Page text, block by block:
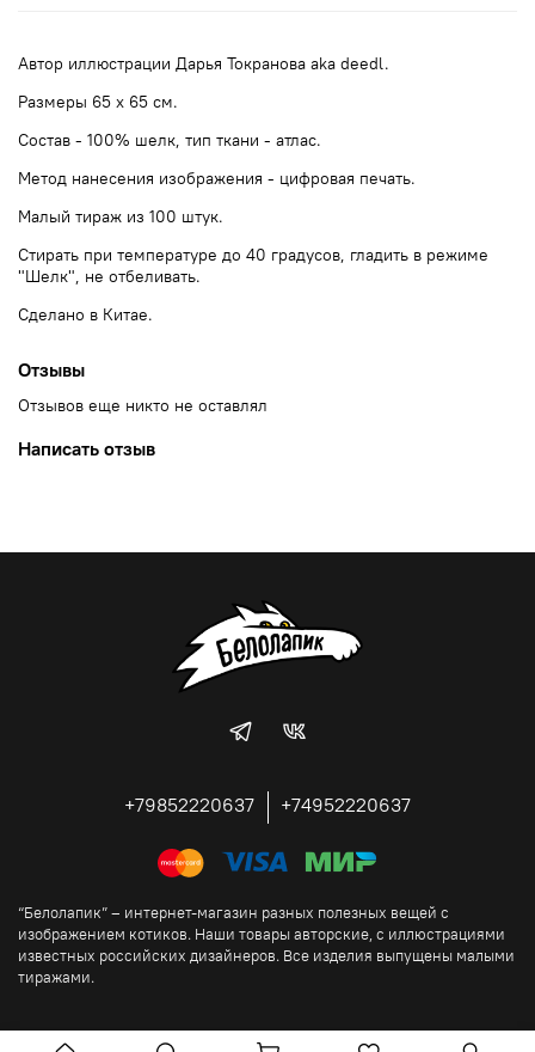
Автор иллюстрации Дарья Токранова aka deedl.
Размеры 65 х 65 см.
Состав - 100% шелк, тип ткани - атлас.
Метод нанесения изображения - цифровая печать.
Малый тираж из 100 штук.
Стирать при температуре до 40 градусов, гладить в режиме
"Шелк", не отбеливать.
Сделано в Китае.
Отзывы
Отзывов еще никто не оставлял
Написать отзыв
+79852220637 +74952220637
“Белолапик” – интернет-магазин разных полезных вещей с
изображением котиков. Наши товары авторские, с иллюстрациями
известных российских дизайнеров. Все изделия выпущены малыми
тиражами.